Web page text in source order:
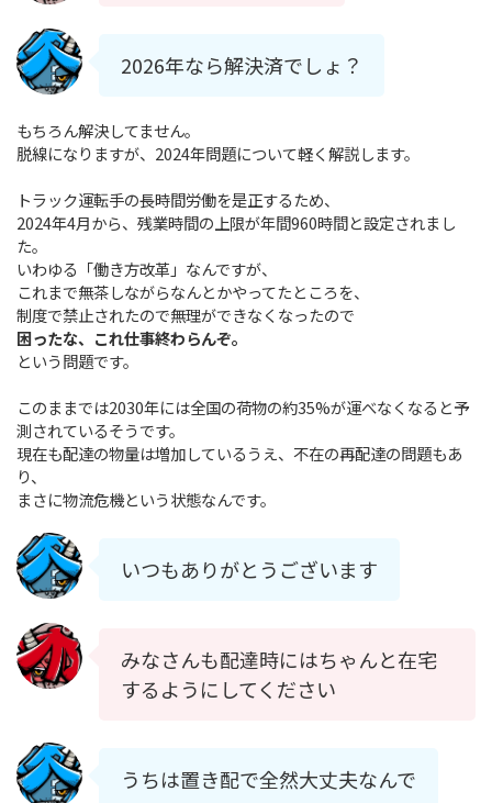
2026年なら解決済でしょ？
もちろん解決してません。
脱線になりますが、2024年問題について軽く解説します。
トラック運転手の長時間労働を是正するため、
2024年4月から、残業時間の上限が年間960時間と設定されまし
た。
いわゆる「働き方改革」なんですが、
これまで無茶しながらなんとかやってたところを、
制度で禁止されたので無理ができなくなったので
困ったな、これ仕事終わらんぞ。
という問題です。
このままでは2030年には全国の荷物の約35%が運べなくなると予
測されているそうです。
現在も配達の物量は増加しているうえ、不在の再配達の問題もあ
り、
まさに物流危機という状態なんです。
いつもありがとうございます
みなさんも配達時にはちゃんと在宅
するようにしてください
うちは置き配で全然大丈夫なんで